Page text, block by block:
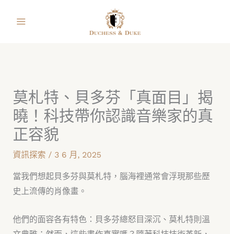
莫札特、貝多芬「真面目」揭
曉！科技帶你認識音樂家的真
正容貌
資訊探索 / 3 6 月, 2025
當我們想起貝多芬與莫札特，腦海裡通常會浮現那些歷
史上流傳的肖像畫。
他們的面容各有特色：貝多芬總怒目深沉、莫札特則溫
instagram
line